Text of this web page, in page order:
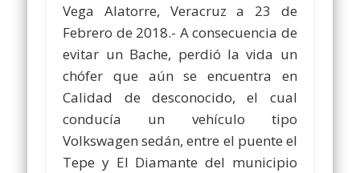
Vega Alatorre, Veracruz a 23 de
Febrero de 2018.- A consecuencia de
evitar un Bache, perdió la vida un
chófer que aún se encuentra en
Calidad de desconocido, el cual
conducía un vehículo tipo
Volkswagen sedán, entre el puente el
Tepe y El Diamante del municipio